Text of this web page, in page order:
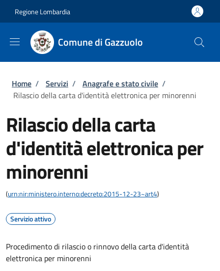
Regione Lombardia
Comune di Gazzuolo
Briciole di pane
Home / Servizi / Anagrafe e stato civile /
Rilascio della carta d'identità elettronica per minorenni
Rilascio della carta
d'identità elettronica per
minorenni
(urn:nir:ministero.interno:decreto:2015-12-23~art4)
Servizio attivo
Procedimento di rilascio o rinnovo della carta d'identità
elettronica per minorenni